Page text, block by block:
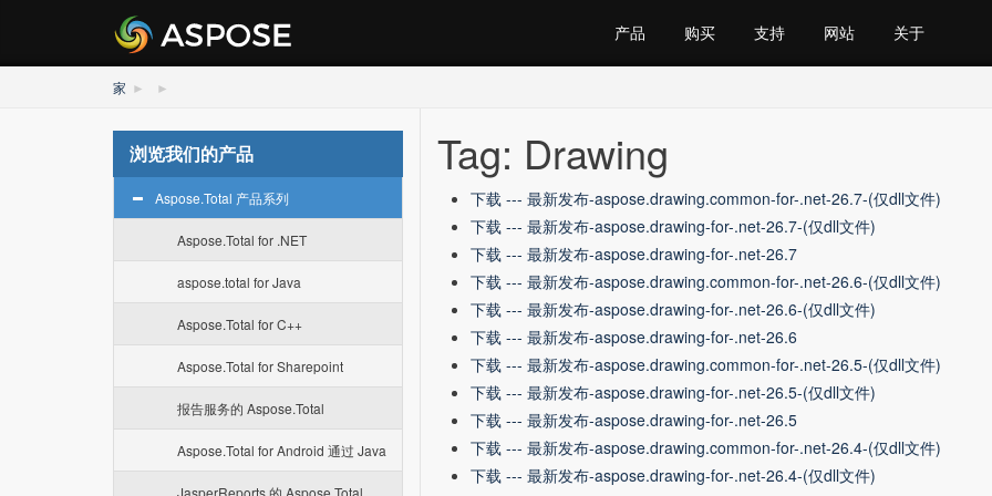
产品 购买 支持 网站 关于
家
浏览我们的产品
Aspose.Total 产品系列
Aspose.Total for .NET
aspose.total for Java
Aspose.Total for C++
Aspose.Total for Sharepoint
报告服务的 Aspose.Total
Aspose.Total for Android 通过 Java
JasperReports 的 Aspose.Total
Tag: Drawing
下载 --- 最新发布-aspose.drawing.common-for-.net-26.7-(仅dll文件)
下载 --- 最新发布-aspose.drawing-for-.net-26.7-(仅dll文件)
下载 --- 最新发布-aspose.drawing-for-.net-26.7
下载 --- 最新发布-aspose.drawing.common-for-.net-26.6-(仅dll文件)
下载 --- 最新发布-aspose.drawing-for-.net-26.6-(仅dll文件)
下载 --- 最新发布-aspose.drawing-for-.net-26.6
下载 --- 最新发布-aspose.drawing.common-for-.net-26.5-(仅dll文件)
下载 --- 最新发布-aspose.drawing-for-.net-26.5-(仅dll文件)
下载 --- 最新发布-aspose.drawing-for-.net-26.5
下载 --- 最新发布-aspose.drawing.common-for-.net-26.4-(仅dll文件)
下载 --- 最新发布-aspose.drawing-for-.net-26.4-(仅dll文件)